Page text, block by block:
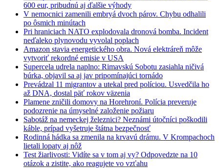
600 eur, pribudnú aj ďalšie výhody
V nemocnici zamenili embryá dvoch párov. Chybu odhalili
po ôsmich minútach
Pri hraniciach NATO explodovala dronová bomba. Incident
neďaleko plynovodu vyvolal poplach
Amazon stavia energetického obra. Nová elektráreň môže
vytvoriť rekordné emisie v USA
Supercela udrela naplno: Rimavskú Sobotu zasiahla ničivá
búrka, objavil sa aj jav pripomínajúci tornádo
Prevádzal 11 migrantov a utekal pred políciou. Usvedčila ho
až DNA, dostal päť rokov väzenia
Plamene zničili domovy na Horehroní. Polícia preveruje
podozrenie na úmyselné založenie požiaru
Sabotáž na nemeckej železnici? Neznámi útočníci poškodili
káble, prípad vyšetruje štátna bezpečnosť
Rodinná hádka sa zmenila na krvavú drámu. V Krompachoch
lietali lopaty aj nôž
Test žiarlivosti: Vidíte sa v tom aj vy? Odpovedzte na 10
otázok a zistite, ako reagujete vo vzťahu